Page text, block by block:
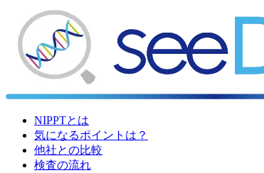
NIPPTとは
気になるポイントは？
他社との比較
検査の流れ